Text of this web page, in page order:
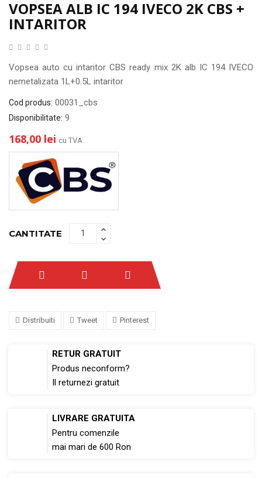
VOPSEA ALB IC 194 IVECO 2K CBS +
INTARITOR
Vopsea auto cu intaritor CBS ready mix 2K alb IC 194 IVECO
nemetalizata 1L+0.5L intaritor
Cod produs: 00031_cbs
Disponibilitate: 9
168,00 lei cu TVA
CANTITATE
Distribuiti Tweet Pinterest
RETUR GRATUIT
Produs neconform?
Il returnezi gratuit
LIVRARE GRATUITA
Pentru comenzile
mai mari de 600 Ron